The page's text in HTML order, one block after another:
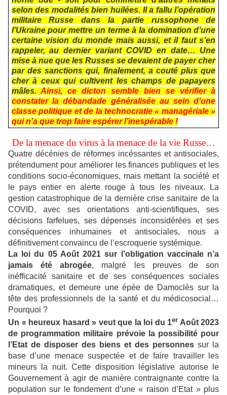
selon des modalités bien huilées. Il a fallu l’opération
militaire Russe dans la partie russophone de
l’Ukraine pour mettre un terme à la domination d’une
certaine vision du monde mais aussi, et il faut s’en
rappeler, au dernier variant COVID en date… Une
mise à nue que les Russes se devaient de payer cher
par des sanctions qui, finalement, a couté plus que
cher à ceux qui cultivent les champs de papayers
mâles. Ainsi, ce dicton semble bien se vérifier à
constater la débandade généralisée au sein d’une
classe politique et de la technocratie « managériale »
qui n’a que trop faire espérer l’inespérable !
De la menace du virus à la menace de la vie Russe…
Quatre décénies de réformes incéssantes et antisociales,
prétendument pour améliorer les finances publiques et les
conditions socio-économiques, mais mettant la société et
le pays entier en alerte rouge à tous les niveaux. La
gestion catastrophique de la dernière crise sanitaire de la
COVID, avec ses orientations anti-scientifiques, ses
décisions farfelues, ses dépenses inconsidérées et ses
conséquences inhumaines et antisociales, nous a
définitivement convaincu de l’escroquerie systémique.
La loi du 05 Août 2021 sur l’obligation vaccinale n’a
jamais été abrogée, malgré les preuves de son
inéfficacité sanitaire et de ses conséquences sociales
dramatiques, et demeure une épée de Damoclès sur la
tête des professionnels de la santé et du médicosocial…
Pourquoi ?
Un « heureux hasard » veut que la loi du 1er Août 2023
de programmation militaire prévoie la possibilité pour
l’Etat de disposer des biens et des personnes sur la
base d’une menace suspectée et de faire travailler les
mineurs la nuit. Cette disposition législative autorise le
Gouvernement à agir de manière contraignante contre la
population sur le fondement d’une « raison d’Etat » plus